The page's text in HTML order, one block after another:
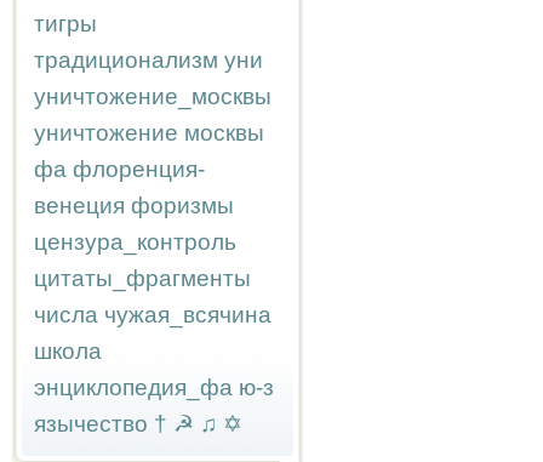
тигры
традиционализм уни
уничтожение_москвы
уничтожение москвы
фа флоренция-
венеция форизмы
цензура_контроль
цитаты_фрагменты
числа чужая_всячина
школа
энциклопедия_фа ю-з
язычество † ☭ ♫ ✡